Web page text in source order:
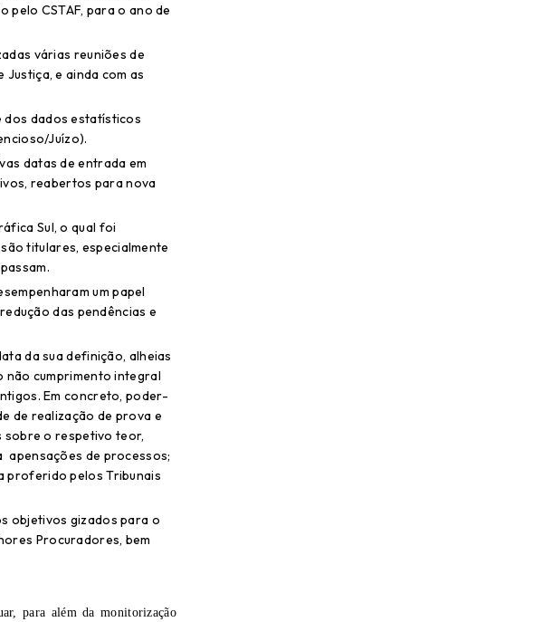
CSTAF, para o ano de
várias reuniões de
e ainda com as
dos dados estatísticos
Juízo).
datas de entrada em
reabertos para nova
Sul, o qual foi
titulares, especialmente
um papel
das pendências e
da sua definição, alheias
não cumprimento integral
Em concreto, poder-
de realização de prova e
sobre o respetivo teor,
apensações de processos;
proferido pelos Tribunais
objetivos gizados para o
Procuradores, bem
para além da monitorização